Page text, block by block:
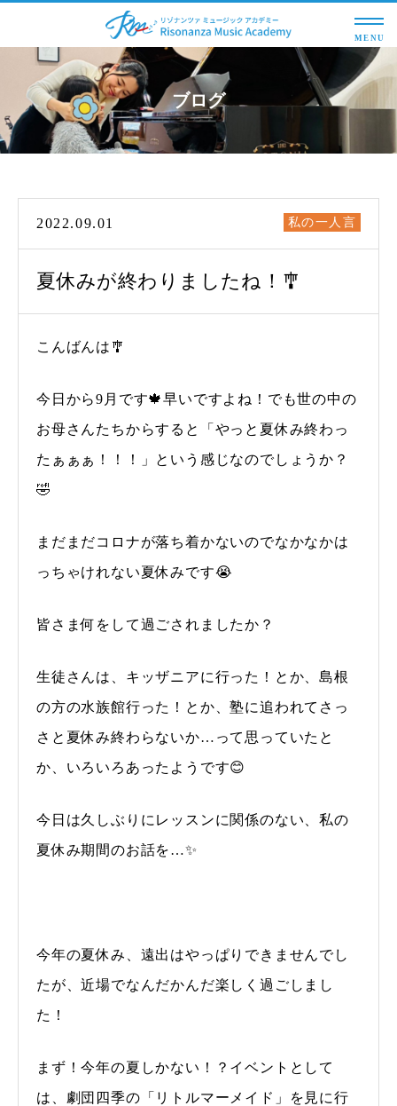
MENU
ブログ
2022.09.01 私の一人言
夏休みが終わりましたね！🎐
こんばんは🎐
今日から9月です🍁早いですよね！でも世の中の
お母さんたちからすると「やっと夏休み終わっ
たぁぁぁ！！！」という感じなのでしょうか？
🤣
まだまだコロナが落ち着かないのでなかなかは
っちゃけれない夏休みです😭
皆さま何をして過ごされましたか？
生徒さんは、キッザニアに行った！とか、島根
の方の水族館行った！とか、塾に追われてさっ
さと夏休み終わらないか…って思っていたと
か、いろいろあったようです😊
今日は久しぶりにレッスンに関係のない、私の
夏休み期間のお話を…✨
今年の夏休み、遠出はやっぱりできませんでし
たが、近場でなんだかんだ楽しく過ごしまし
た！
まず！今年の夏しかない！？イベントとして
は、劇団四季の「リトルマーメイド」を見に行